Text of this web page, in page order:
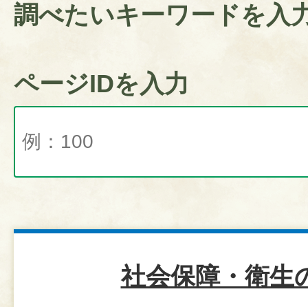
調べたいキーワードを入
ページIDを入力
社会保障・衛生